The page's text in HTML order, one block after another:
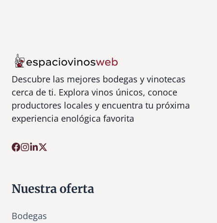
Descubre las mejores bodegas y vinotecas
cerca de ti. Explora vinos únicos, conoce
productores locales y encuentra tu próxima
experiencia enológica favorita
Nuestra oferta
Bodegas